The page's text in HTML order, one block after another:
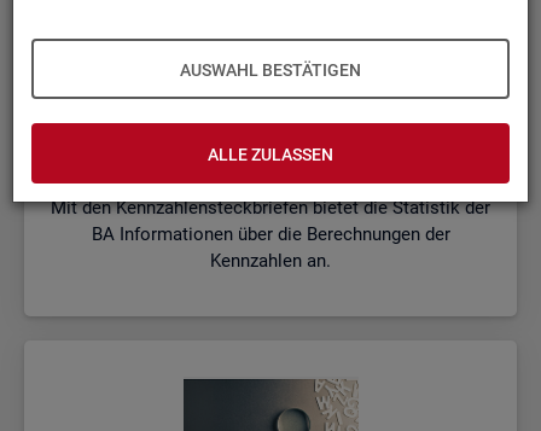
AUSWAHL BESTÄTIGEN
ALLE ZULASSEN
Mit den Kennzahlensteckbriefen bietet die Statistik der
BA Informationen über die Berechnungen der
Kennzahlen an.